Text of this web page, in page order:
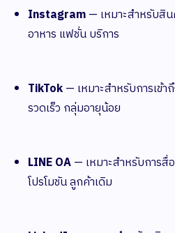
Instagram— เหมาะสำหรับสิ
อาหาร แฟชั่น บริการ
TikTok— เหมาะสำหรับการเข้า
รวดเร็ว กลุ่มอายุน้อย
LINE OA— เหมาะสำหรับการสื่
โปรโมชัน ลูกค้าเดิม